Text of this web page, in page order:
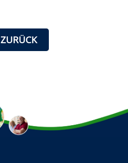
ZURÜCK